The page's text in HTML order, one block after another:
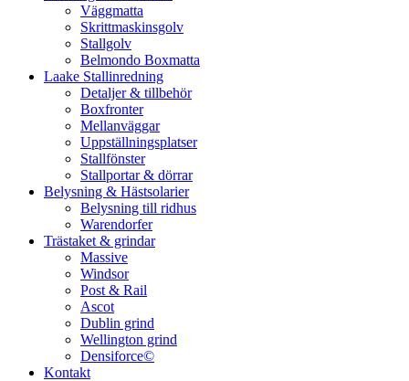
Väggmatta
Skrittmaskinsgolv
Stallgolv
Belmondo Boxmatta
Laake Stallinredning
Detaljer & tillbehör
Boxfronter
Mellanväggar
Uppställningsplatser
Stallfönster
Stallportar & dörrar
Belysning & Hästsolarier
Belysning till ridhus
Warendorfer
Trästaket & grindar
Massive
Windsor
Post & Rail
Ascot
Dublin grind
Wellington grind
Densiforce©
Kontakt